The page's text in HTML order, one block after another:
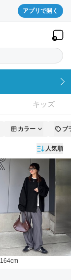
アプリで開く
キッズ
カラー ブ
人気順
164cm